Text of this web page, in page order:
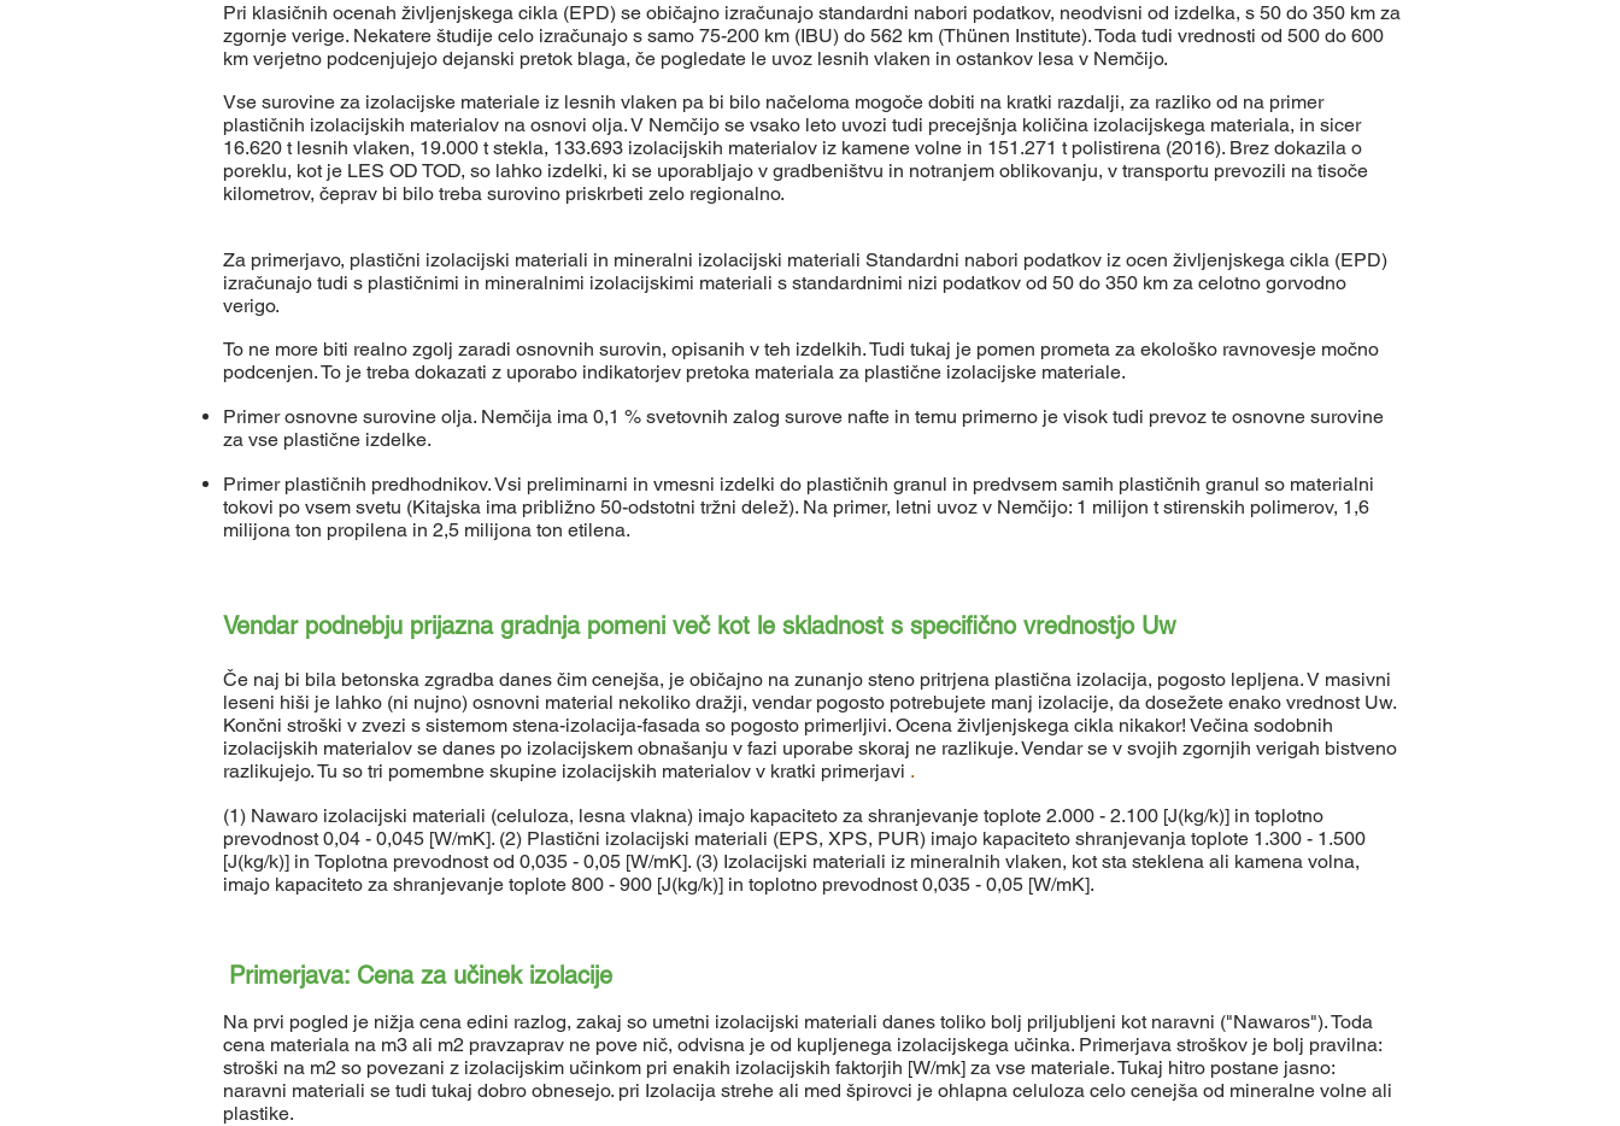
Pri klasičnih ocenah življenjskega cikla (EPD) se običajno izračunajo standardni nabori podatkov, neodvisni od izdelka, s 50 do 350 km za
zgornje verige. Nekatere študije celo izračunajo s samo 75-200 km (IBU) do 562 km (Thünen Institute). Toda tudi vrednosti od 500 do 600
km verjetno podcenjujejo dejanski pretok blaga, če pogledate le uvoz lesnih vlaken in ostankov lesa v Nemčijo.
Vse surovine za izolacijske materiale iz lesnih vlaken pa bi bilo načeloma mogoče dobiti na kratki razdalji, za razliko od na primer
plastičnih izolacijskih materialov na osnovi olja. V Nemčijo se vsako leto uvozi tudi precejšnja količina izolacijskega materiala, in sicer
16.620 t lesnih vlaken, 19.000 t stekla, 133.693 izolacijskih materialov iz kamene volne in 151.271 t polistirena (2016). Brez dokazila o
poreklu, kot je LES OD TOD, so lahko izdelki, ki se uporabljajo v gradbeništvu in notranjem oblikovanju, v transportu prevozili na tisoče
kilometrov, čeprav bi bilo treba surovino priskrbeti zelo regionalno.
Za primerjavo, plastični izolacijski materiali in mineralni izolacijski materiali Standardni nabori podatkov iz ocen življenjskega cikla (EPD)
izračunajo tudi s plastičnimi in mineralnimi izolacijskimi materiali s standardnimi nizi podatkov od 50 do 350 km za celotno gorvodno
verigo.
To ne more biti realno zgolj zaradi osnovnih surovin, opisanih v teh izdelkih. Tudi tukaj je pomen prometa za ekološko ravnovesje močno
podcenjen. To je treba dokazati z uporabo indikatorjev pretoka materiala za plastične izolacijske materiale.
Primer osnovne surovine olja. Nemčija ima 0,1 % svetovnih zalog surove nafte in temu primerno je visok tudi prevoz te osnovne surovine
za vse plastične izdelke.
Primer plastičnih predhodnikov. Vsi preliminarni in vmesni izdelki do plastičnih granul in predvsem samih plastičnih granul so materialni
tokovi po vsem svetu (Kitajska ima približno 50-odstotni tržni delež). Na primer, letni uvoz v Nemčijo: 1 milijon t stirenskih polimerov, 1,6
milijona ton propilena in 2,5 milijona ton etilena.
Vendar podnebju prijazna gradnja pomeni več kot le skladnost s specifično vrednostjo Uw
Če naj bi bila betonska zgradba danes čim cenejša, je običajno na zunanjo steno pritrjena plastična izolacija, pogosto lepljena. V masivni
leseni hiši je lahko (ni nujno) osnovni material nekoliko dražji, vendar pogosto potrebujete manj izolacije, da dosežete enako vrednost Uw.
Končni stroški v zvezi s sistemom stena-izolacija-fasada so pogosto primerljivi. Ocena življenjskega cikla nikakor! Večina sodobnih
izolacijskih materialov se danes po izolacijskem obnašanju v fazi uporabe skoraj ne razlikuje. Vendar se v svojih zgornjih verigah bistveno
razlikujejo.Tu so tri pomembne skupine izolacijskih materialov v kratki primerjavi .
(1) Nawaro izolacijski materiali (celuloza, lesna vlakna) imajo kapaciteto za shranjevanje toplote 2.000 - 2.100 [J(kg/k)] in toplotno
prevodnost 0,04 - 0,045 [W/mK]. (2) Plastični izolacijski materiali (EPS, XPS, PUR) imajo kapaciteto shranjevanja toplote 1.300 - 1.500
[J(kg/k)] in Toplotna prevodnost od 0,035 - 0,05 [W/mK]. (3) Izolacijski materiali iz mineralnih vlaken, kot sta steklena ali kamena volna,
imajo kapaciteto za shranjevanje toplote 800 - 900 [J(kg/k)] in toplotno prevodnost 0,035 - 0,05 [W/mK].
Primerjava: Cena za učinek izolacije
Na prvi pogled je nižja cena edini razlog, zakaj so umetni izolacijski materiali danes toliko bolj priljubljeni kot naravni ("Nawaros"). Toda
cena materiala na m3 ali m2 pravzaprav ne pove nič, odvisna je od kupljenega izolacijskega učinka. Primerjava stroškov je bolj pravilna:
stroški na m2 so povezani z izolacijskim učinkom pri enakih izolacijskih faktorjih [W/mk] za vse materiale. Tukaj hitro postane jasno:
naravni materiali se tudi tukaj dobro obnesejo. pri Izolacija strehe ali med špirovci je ohlapna celuloza celo cenejša od mineralne volne ali
plastike.